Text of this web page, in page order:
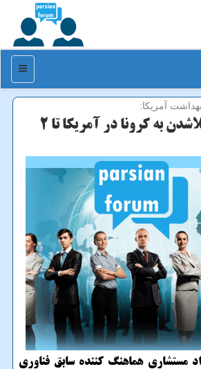
منو
آمریكا:
رشد انفجاری مبتلاشدن به كرونا در آمریكا تا ۲
مستشاری هماهنگ كننده سابق فناوری